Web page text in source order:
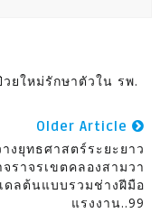
ยใหม่รักษาตัวใน รพ.
Older Article
งยุทธศาสตร์ระยะยาว
ราจรเขตคลองสามวา
ดลต้นแบบรวมช่างฝีมือ
แรงงาน..99